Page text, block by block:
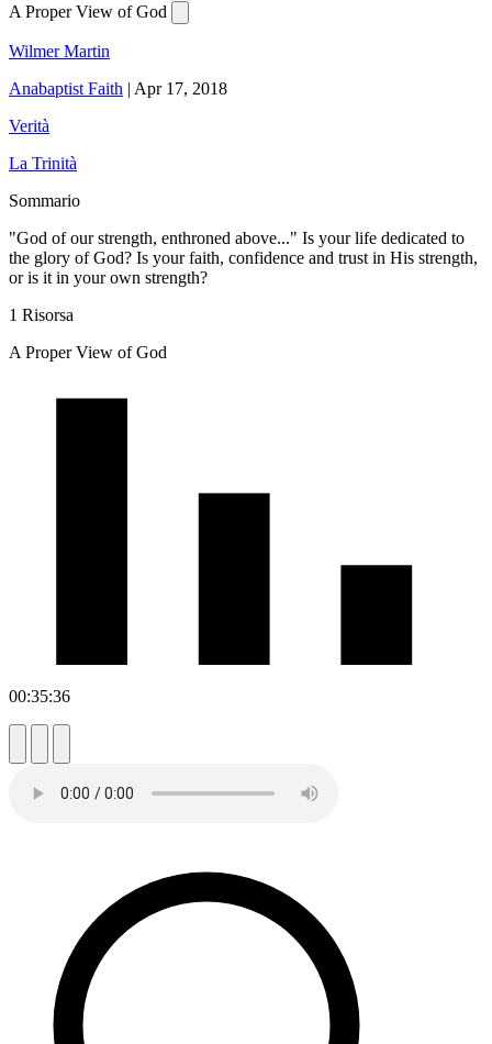
A Proper View of God
Wilmer Martin
Anabaptist Faith | Apr 17, 2018
Verità
La Trinità
Sommario
"God of our strength, enthroned above..." Is your life dedicated to
the glory of God? Is your faith, confidence and trust in His strength,
or is it in your own strength?
1 Risorsa
A Proper View of God
00:35:36